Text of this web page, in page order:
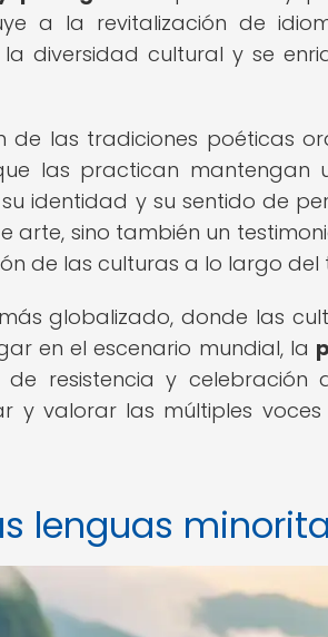
a la revitalización de
diversidad cultural y se
de las tradiciones poéticas
las practican mantengan
identidad y su sentido de
arte, sino también un
de las culturas a lo largo del
globalizado, donde las
en el escenario mundial, la
resistencia y celebración
y valorar las múltiples voces
lenguas